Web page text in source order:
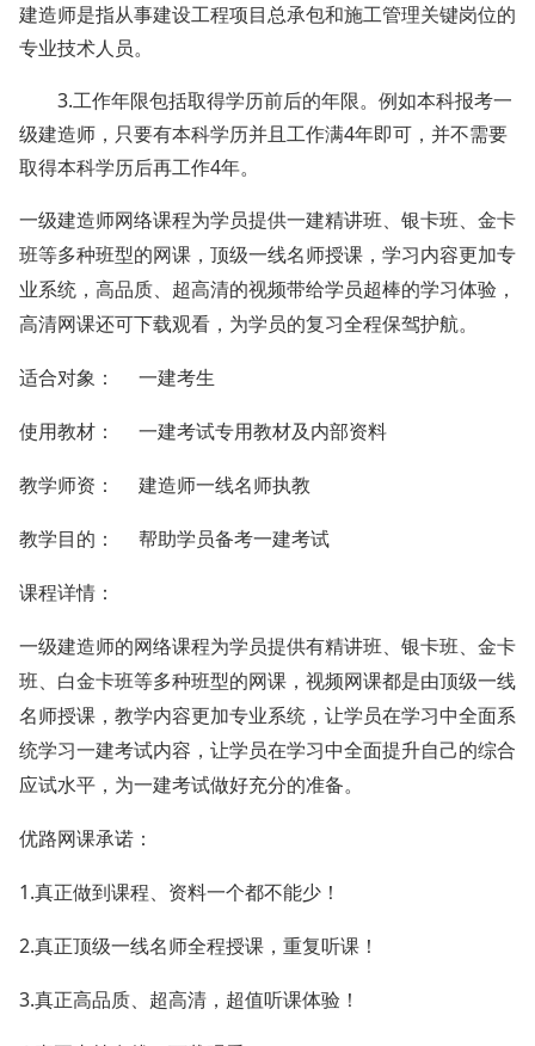
建造师是指从事建设工程项目总承包和施工管理关键岗位的
专业技术人员。
3.工作年限包括取得学历前后的年限。例如本科报考一
级建造师，只要有本科学历并且工作满4年即可，并不需要
取得本科学历后再工作4年。
一级建造师网络课程为学员提供一建精讲班、银卡班、金卡
班等多种班型的网课，顶级一线名师授课，学习内容更加专
业系统，高品质、超高清的视频带给学员超棒的学习体验，
高清网课还可下载观看，为学员的复习全程保驾护航。
适合对象： 一建考生
使用教材： 一建考试专用教材及内部资料
教学师资： 建造师一线名师执教
教学目的： 帮助学员备考一建考试
课程详情：
一级建造师的网络课程为学员提供有精讲班、银卡班、金卡
班、白金卡班等多种班型的网课，视频网课都是由顶级一线
名师授课，教学内容更加专业系统，让学员在学习中全面系
统学习一建考试内容，让学员在学习中全面提升自己的综合
应试水平，为一建考试做好充分的准备。
优路网课承诺：
1.真正做到课程、资料一个都不能少！
2.真正顶级一线名师全程授课，重复听课！
3.真正高品质、超高清，超值听课体验！